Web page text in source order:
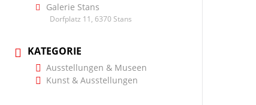
Galerie Stans
Dorfplatz 11, 6370 Stans
KATEGORIE
Ausstellungen & Museen
Kunst & Ausstellungen